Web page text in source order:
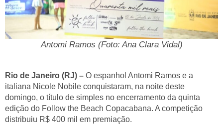
Antomi Ramos (Foto: Ana Clara Vidal)
Rio de Janeiro (RJ) – O espanhol Antomi Ramos e a
italiana Nicole Nobile conquistaram, na noite deste
domingo, o título de simples no encerramento da quinta
edição do Follow the Beach Copacabana. A competição
distribuiu R$ 400 mil em premiação.